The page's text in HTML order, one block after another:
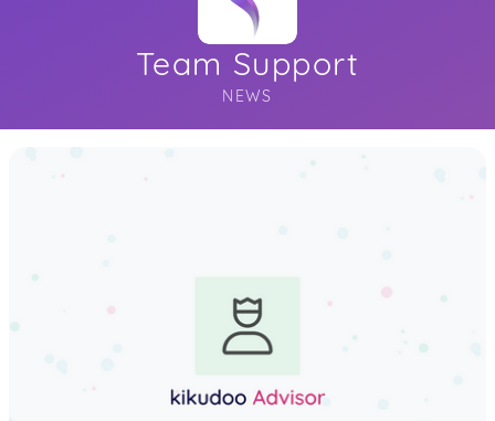
Team Support
NEWS
Soon you will learn more about me here...